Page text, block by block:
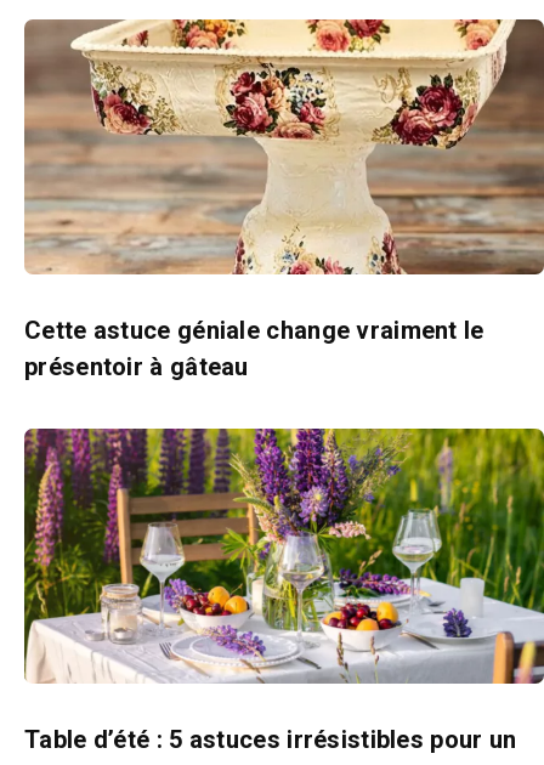
Cette astuce géniale change vraiment le
présentoir à gâteau
Table d’été : 5 astuces irrésistibles pour un